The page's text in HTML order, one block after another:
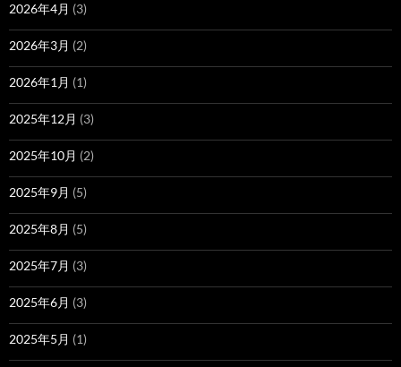
2026年4月 (3)
2026年3月 (2)
2026年1月 (1)
2025年12月 (3)
2025年10月 (2)
2025年9月 (5)
2025年8月 (5)
2025年7月 (3)
2025年6月 (3)
2025年5月 (1)